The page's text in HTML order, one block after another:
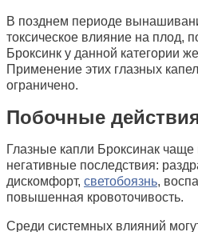
В позднем периоде
токсическое влияние на плод,
Броксинк у данной категории
Применение этих глазных
ограничено.
Побочные
Глазные капли Броксинак
негативные последствия:
дискомфорт, светобоязнь,
повышенная кровоточивость.
Среди системных влияний